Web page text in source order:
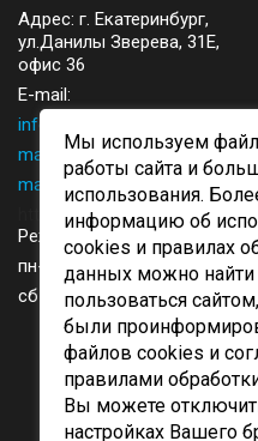
Адрес: г. Екатеринбург,
ул.Данилы Зверева, 31Е,
офис 36
E-mail:
info@came-ekb.ru
manager@came-ekb.ru,
manager2@came-ekb.ru,
https://tt.me/came-ekb
Режим работы:
пн-пт: с 8:00-17:00
сб-вск: выходные
ОБРАТНЫЙ ЗВОНОК
Мы используем
работы сайта и
использования.
информацию об
cookies и правилах
данных можно найти
пользоваться
были
файлов cookies и
правилами
Вы можете
настройках Вашего